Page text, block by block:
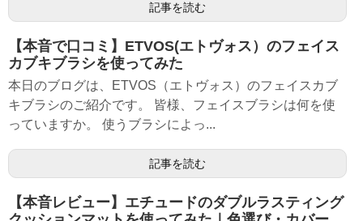
記事を読む
【本音で口コミ】ETVOS(エトヴォス）のフェイス
カブキブラシを使ってみた
本日のブログは、ETVOS（エトヴォス）のフェイスカブ
キブラシのご紹介です。 皆様、フェイスブラシは何を使
っていますか。 使うブラシによっ...
記事を読む
【本音レビュー】エチュードのダブルラスティング